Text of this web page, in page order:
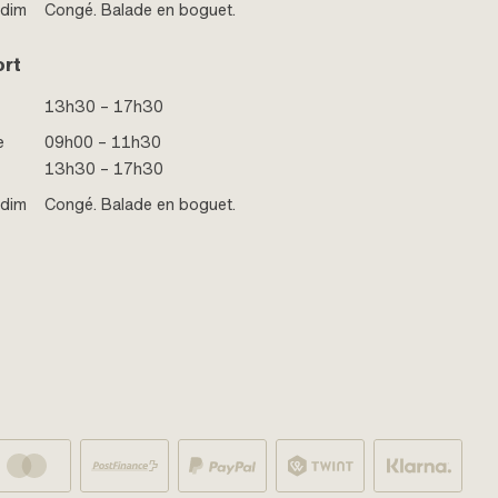
Congé. Balade en boguet.
13h30 – 17h30
09h00 – 11h30
13h30 – 17h30
Congé. Balade en boguet.